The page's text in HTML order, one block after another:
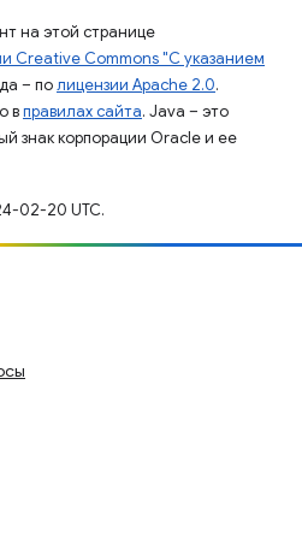
на этой странице
Creative Commons "С указанием
– полицензии Apache 2.0.
вправилах сайта. Java – это
знак корпорации Oracle и ее
02-20 UTC.